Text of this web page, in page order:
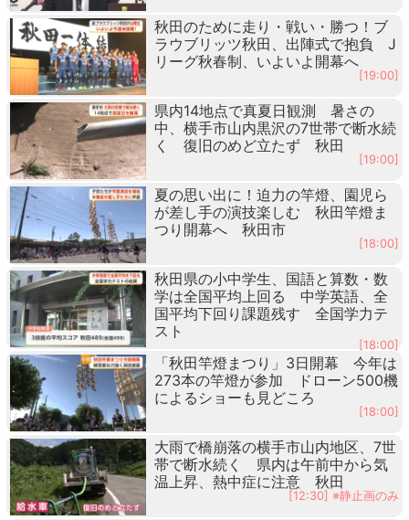
秋田のために走り・戦い・勝つ！ブ
ラウブリッツ秋田、出陣式で抱負 J
リーグ秋春制、いよいよ開幕へ
[19:00]
県内14地点で真夏日観測 暑さの
中、横手市山内黒沢の7世帯で断水続
く 復旧のめど立たず 秋田
[19:00]
夏の思い出に！迫力の竿燈、園児ら
が差し手の演技楽しむ 秋田竿燈ま
つり開幕へ 秋田市
[18:00]
秋田県の小中学生、国語と算数・数
学は全国平均上回る 中学英語、全
国平均下回り課題残す 全国学力テ
スト
[18:00]
「秋田竿燈まつり」3日開幕 今年は
273本の竿燈が参加 ドローン500機
によるショーも見どころ
[18:00]
大雨で橋崩落の横手市山内地区、7世
帯で断水続く 県内は午前中から気
温上昇、熱中症に注意 秋田
[12:30] ※静止画のみ